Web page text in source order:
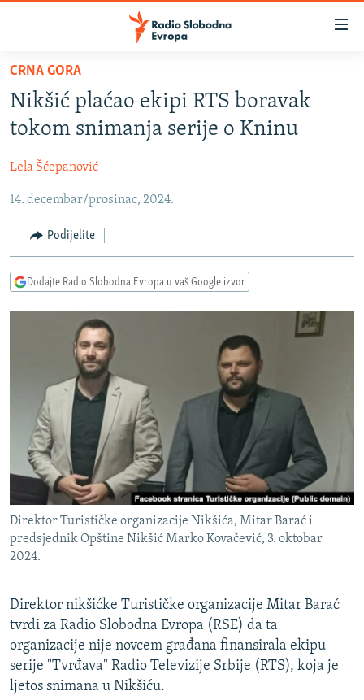
Pređite
glavni
sadržaj
na
navigaciju
Pređite
pretragu
VIJESTI
BOSNA I HERCEGOVINA
KOSOVO
CRNA GORA
VIZUELNO
FOTOGALERIJE
INFOGRAFIKE
PODCASTI
RAT U UKRAJINI
KINA NA BALKANU
RSE PRIČE IZ SVIJETA
ISPRIČAJ MI
DNEVNO@RSE
SPECIJALI RSE
VIŠE OD NASLOVA
GENOCID U SREBRENICI
POPLAVE I KLIZIŠTA U BIH 2024.
TV LIBERTY
TRI DECENIJE OD RATA U BIH
SVE KARTE DEJTONA
PRATITE NAS
Sve RFE/RL stranice
CRNA GORA
Nikšić plaćao ekipi RTS boravak
tokom snimanja serije o Kninu
Lela Šćepanović
14. decembar/prosinac, 2024.
Podijelite
Dodajte Radio Slobodna Evropa u vaš Google izvor
Direktor Turističke organizacije Nikšića, Mitar Barać i
predsjednik Opštine Nikšić Marko Kovačević, 3. oktobar
2024.
Direktor nikšićke Turističke organizacije Mitar Barać
tvrdi za Radio Slobodna Evropa (RSE) da ta
organizacije nije novcem građana finansirala ekipu
serije "Tvrđava" Radio Televizije Srbije (RTS), koja je
ljetos snimana u Nikšiću.